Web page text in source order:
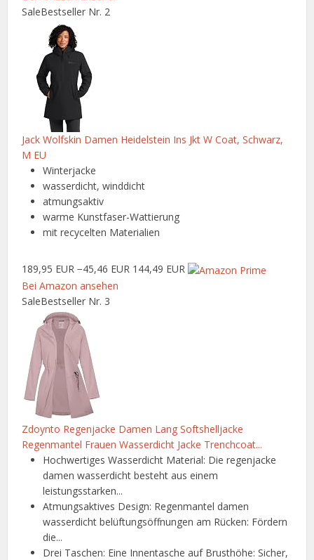
SaleBestseller Nr. 2
Jack Wolfskin Damen Heidelstein Ins Jkt W Coat, Schwarz,
M EU
Winterjacke
wasserdicht, winddicht
atmungsaktiv
warme Kunstfaser-Wattierung
mit recycelten Materialien
189,95 EUR −45,46 EUR 144,49 EUR
Bei Amazon ansehen
SaleBestseller Nr. 3
Zdoynto Regenjacke Damen Lang Softshelljacke
Regenmantel Frauen Wasserdicht Jacke Trenchcoat...
Hochwertiges Wasserdicht Material: Die regenjacke
damen wasserdicht besteht aus einem
leistungsstarken...
Atmungsaktives Design: Regenmantel damen
wasserdicht belüftungsöffnungen am Rücken: Fördern
die...
Drei Taschen: Eine Innentasche auf Brusthöhe: Sicher,